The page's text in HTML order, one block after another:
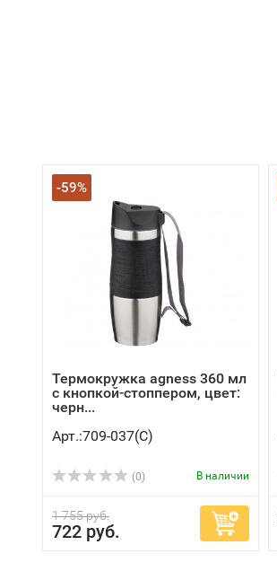
-59%
Термокружка agness 360 мл
с кнопкой-стоппером, цвет:
черн...
Арт.:709-037(C)
(0) В наличии
1 755 руб.
722 руб.